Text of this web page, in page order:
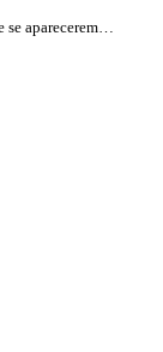
se aparecerem…